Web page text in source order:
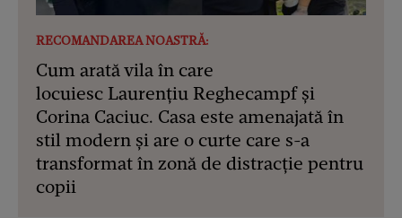
RECOMANDAREA NOASTRĂ:
Cum arată vila în care
locuiesc Laurențiu Reghecampf și
Corina Caciuc. Casa este amenajată în
stil modern și are o curte care s-a
transformat în zonă de distracție pentru
copii